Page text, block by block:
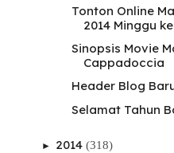
Tonton Online
2014 Minggu
Sinopsis Movie
Cappadoccia
Header Blog
Selamat Tahun
► 2014 (318)